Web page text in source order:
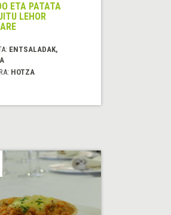
ETA PATATA
LEHOR
ENTSALADAK,
HOTZA